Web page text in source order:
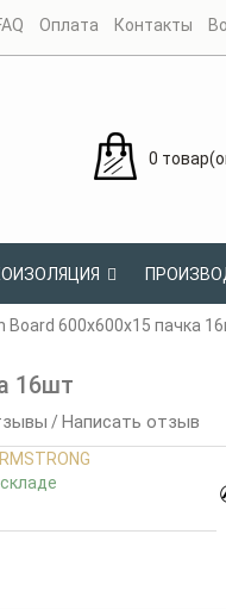
Оплата Контакты
0
Board 600х600х15 пачка
16шт
/ Написать отзыв